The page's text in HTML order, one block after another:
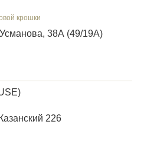
крошки
38А (49/19А)
226